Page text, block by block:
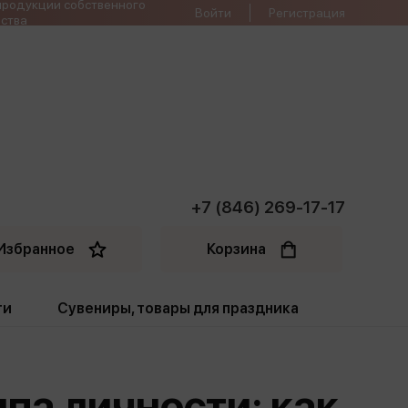
собственного
Войти Регистрация
+7 (846) 269-17-17
Корзина
Сувениры, товары для праздника